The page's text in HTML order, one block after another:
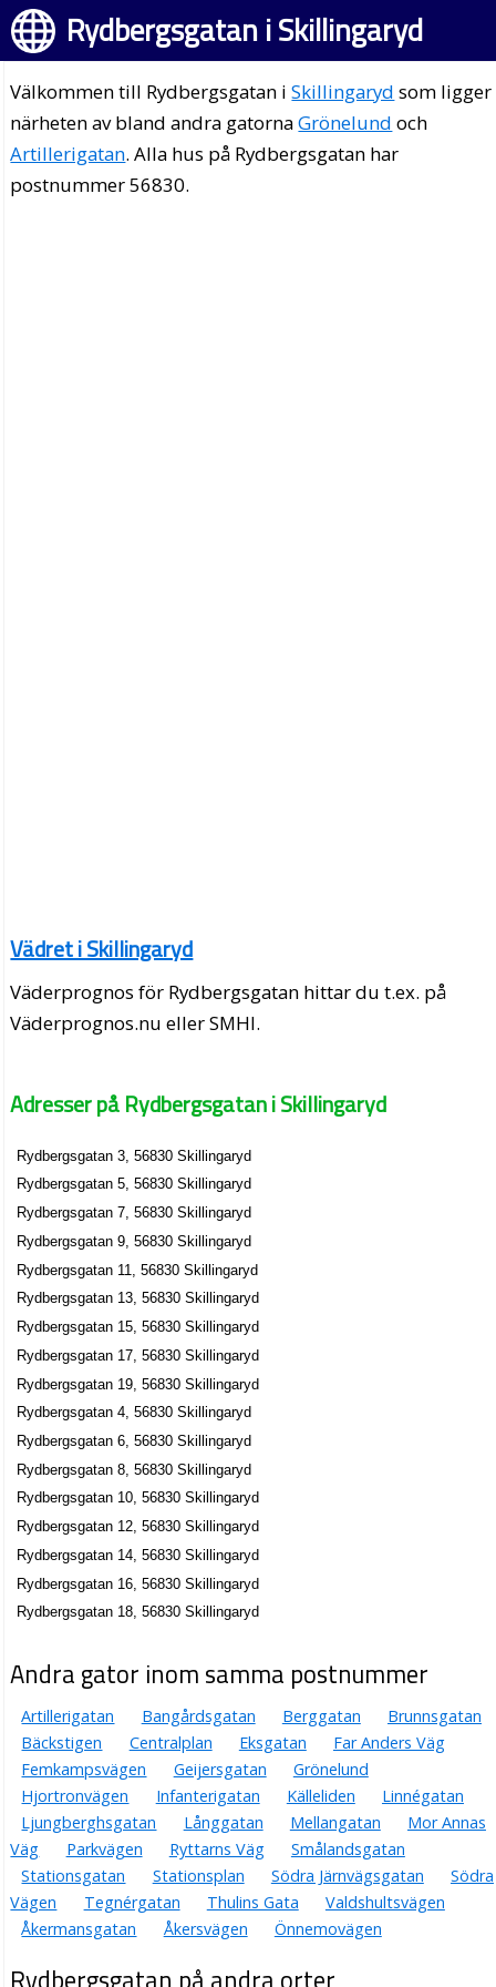
Rydbergsgatan i Skillingaryd
Välkommen till Rydbergsgatan iSkillingaryd som
närheten av bland andra gatornaGrönelund och
Artillerigatan. Alla hus på Rydbergsgatan har
postnummer 56830.
Vädret i Skillingaryd
Väderprognos för Rydbergsgatan hittar du t.ex. på
Väderprognos.nu eller SMHI.
Adresser på Rydbergsgatan i Skillingaryd
Rydbergsgatan 3, 56830 Skillingaryd
Rydbergsgatan 5, 56830 Skillingaryd
Rydbergsgatan 7, 56830 Skillingaryd
Rydbergsgatan 9, 56830 Skillingaryd
Rydbergsgatan 11, 56830 Skillingaryd
Rydbergsgatan 13, 56830 Skillingaryd
Rydbergsgatan 15, 56830 Skillingaryd
Rydbergsgatan 17, 56830 Skillingaryd
Rydbergsgatan 19, 56830 Skillingaryd
Rydbergsgatan 4, 56830 Skillingaryd
Rydbergsgatan 6, 56830 Skillingaryd
Rydbergsgatan 8, 56830 Skillingaryd
Rydbergsgatan 10, 56830 Skillingaryd
Rydbergsgatan 12, 56830 Skillingaryd
Rydbergsgatan 14, 56830 Skillingaryd
Rydbergsgatan 16, 56830 Skillingaryd
Rydbergsgatan 18, 56830 Skillingaryd
Andra gator inom samma postnummer
Artillerigatan Bangårdsgatan Berggatan
Brunnsgatan
Bäckstigen
Centralplan Eksgatan
Far Anders Väg
Femkampsvägen
Geijersgatan
Grönelund
Hjortronvägen
Infanterigatan Källeliden
Linnégatan
Ljungberghsgatan
Långgatan Mellangatan
Mor Annas
Väg
Parkvägen Ryttarns Väg
Smålandsgatan
Stationsgatan
Stationsplan Södra Järnvägsgatan
Södra
Vägen
Tegnérgatan Thulins Gata
Valdshultsvägen
Åkermansgatan
Åkersvägen Önnemovägen